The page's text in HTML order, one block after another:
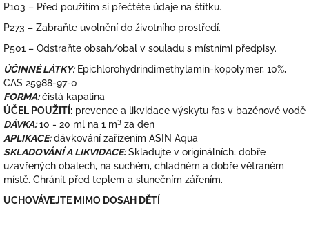
P103 – Před použitím si přečtěte údaje na štítku.
P273 – Zabraňte uvolnění do životního prostředí.
P501 – Odstraňte obsah/obal v souladu s místními předpisy.
ÚČINNÉ LÁTKY: Epichlorohydrindimethylamin-kopolymer, 10%,
CAS 25988-97-0
FORMA: čistá kapalina
ÚČEL POUŽITÍ: prevence a likvidace výskytu řas v bazénové vodě
DÁVKA: 10 - 20 ml na 1 m3 za den
APLIKACE: dávkování zařízením ASIN Aqua
SKLADOVÁNÍ A LIKVIDACE: Skladujte v originálních, dobře
uzavřených obalech, na suchém, chladném a dobře větraném
místě. Chránit před teplem a slunečním zářením.
UCHOVÁVEJTE MIMO DOSAH DĚTÍ